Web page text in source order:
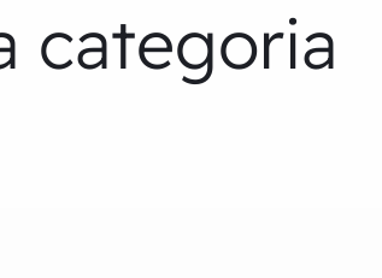
categoria